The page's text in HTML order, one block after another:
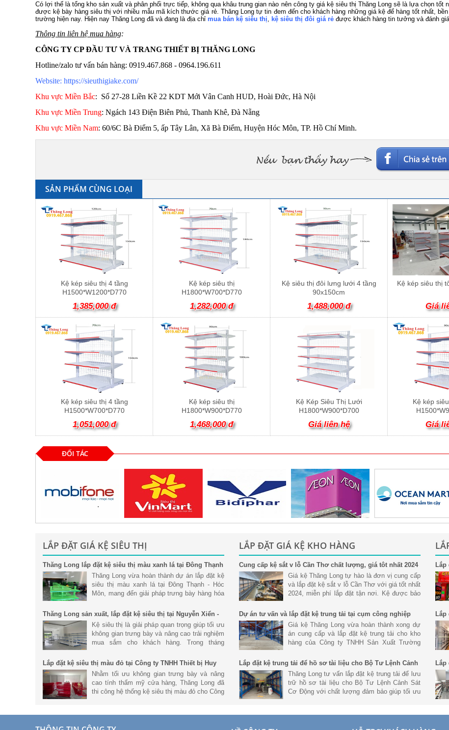
Có lợi thế là tổng kho sản xuất và phân phối trực tiếp, không qua khâu trung gian nào nên công ty giá kệ siêu thị Thăng Long sẽ là lựa chọn tốt
được kệ bày hàng siêu thị với nhiều mẫu mã kích thước giá rẻ. Thăng Long tự tin đem đến cho khách hàng những giá kệ để hàng tốt nhất, bền
trường hiện nay. Hiện nay Thăng Long đã và đang là địa chỉ mua bán kệ siêu thị, kệ siêu thị đôi giá rẻ được khách hàng tin tưởng và đánh
Thông tin liên hệ mua hàng:
CÔNG TY CP ĐẦU TƯ VÀ TRANG THIẾT BỊ THĂNG LONG
Hotline/zalo tư vấn bán hàng: 0919.467.868 - 0964.196.611
Website: https://sieuthigiake.com/
Khu vực Miền Bắc: Số 27-28 Liền Kề 22 KDT Mới Vân Canh HUD, Hoài Đức, Hà Nội
Khu vực Miền Trung: Ngách 143 Điện Biên Phủ, Thanh Khê, Đà Nẵng
Khu vực Miền Nam: 60/6C Bà Điểm 5, ấp Tây Lân, Xã Bà Điểm, Huyện Hóc Môn, TP. Hồ Chí Minh.
SẢN PHẨM CÙNG LOẠI
Kệ kép siêu thị 4 tầng
H1500*W1200*D770
1,385,000 đ
Kệ kép siêu thị
H1800*W700*D770
1,282,000 đ
Kệ siêu thị đôi lưng lưới 4 tầng
90x150cm
1,488,000 đ
Kệ kép siêu thị
Giá
Kệ kép siêu thị 4 tầng
H1500*W700*D770
1,051,000 đ
Kệ kép siêu thị
H1800*W900*D770
1,468,000 đ
Kệ Kép Siêu Thị Lưới
H1800*W900*D700
Giá liên hệ
Kệ kép
Giá
ĐỐI TÁC
LẮP ĐẶT GIÁ KỆ SIÊU THỊ
Thăng Long lắp đặt kệ siêu thị màu xanh lá tại Đông Thạnh
- Hóc Môn
Thăng Long vừa hoàn thành dự án lắp đặt kệ
siêu thị màu xanh lá tại Đông Thạnh - Hóc
Môn, mang đến giải pháp trưng bày hàng hóa
doanh. Với hệ thống kệ siêu
Thăng Long sản xuất, lắp đặt kệ siêu thị tại Nguyễn Xiển -
Hà Nội
Kệ siêu thị là giải pháp quan trọng giúp tối ưu
không gian trưng bày và nâng cao trải nghiệm
mua sắm cho khách hàng. Trong tháng
xuất và lắp đặt hệ thống kệ
Lắp đặt kệ siêu thị màu đỏ tại Công ty TNHH Thiết bị Huy
Phong
Nhằm tối ưu không gian trưng bày và nâng
cao tính thẩm mỹ cửa hàng, Thăng Long đã
thi công hệ thống kệ siêu thị màu đỏ cho Công
LẮP ĐẶT GIÁ KỆ KHO HÀNG
Cung cấp kệ sắt v lỗ Cần Thơ chất lượng, giá tôt nhất 2024
Giá kệ Thăng Long tự hào là đơn vị cung cấp
và lắp đặt kệ sắt v lỗ Cần Thơ với giá tốt nhất
2024, miễn phí lắp đặt tận nơi. Kệ được bảo
Dự án tư vấn và lắp đặt kệ trung tải tại cụm công nghiệp
Hoàng Gia, Đức Hòa Long AnGiá kệ Thăng Long vừa hoàn thành xong dự
án cung cấp và lắp đặt kệ trung tải cho kho
hàng của Công ty TNHH Sản Xuất Trường
Hòa Long An.
Lắp đặt kệ trung tải để hồ sơ tài liệu cho Bộ Tư Lệnh Cảnh
Sát Cơ Động
Thăng Long tư vấn lắp đặt kệ trung tải để lưu
trữ hồ sơ tài liệu cho Bộ Tư Lệnh Cảnh Sát
Cơ Động với chất lượng đảm bảo giúp tối ưu
Lắp